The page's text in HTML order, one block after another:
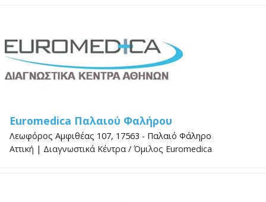
Euromedica Παλαιού Φαλήρου
Λεωφόρος Αμφιθέας 107, 17563 - Παλαιό Φάληρο
Αττική | Διαγνωστικά Κέντρα / Όμιλος Euromedica